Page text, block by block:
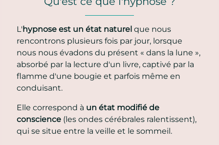
L'hypnose est un état naturel que nous
rencontrons plusieurs fois par jour, lorsque
nous nous évadons du présent « dans la lune »,
absorbé par la lecture d'un livre, captivé par la
flamme d'une bougie et parfois même en
conduisant.
Elle correspond à un état modifié de
conscience (les ondes cérébrales ralentissent),
qui se situe entre la veille et le sommeil.